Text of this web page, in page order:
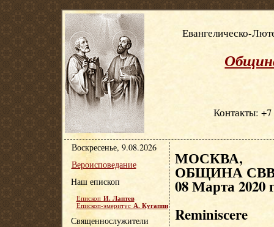
Евангелическо-
Контакты: +7
МОСКВА,
ОБЩИНА
08 Марта 2020
Reminisсere
Воскресенье, 9.08.2026
Вероисповедание
Наш епископ
Епископ И. Лаптев
Епископ-эмеритус А. Кугаппи
Священнослужители